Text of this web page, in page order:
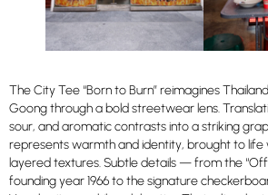
The City Tee “Born to Burn” reimagines
Goong through a bold streetwear lens.
sour, and aromatic contrasts into a striking
represents warmth and identity, brought to life
layered textures. Subtle details — from the “Off
founding year 1966 to the signature